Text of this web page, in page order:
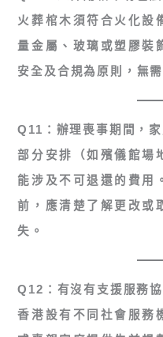
火葬棺木須符合火化設
量金屬、玻璃或塑膠裝
安全及合規為原則，無
Q11：辦理喪事期間，
部分安排（如殯儀館場
能涉及不可退還的費用
前，應清楚了解更改或
失。
Q12：有沒有支援服務
香港設有不同社會服務